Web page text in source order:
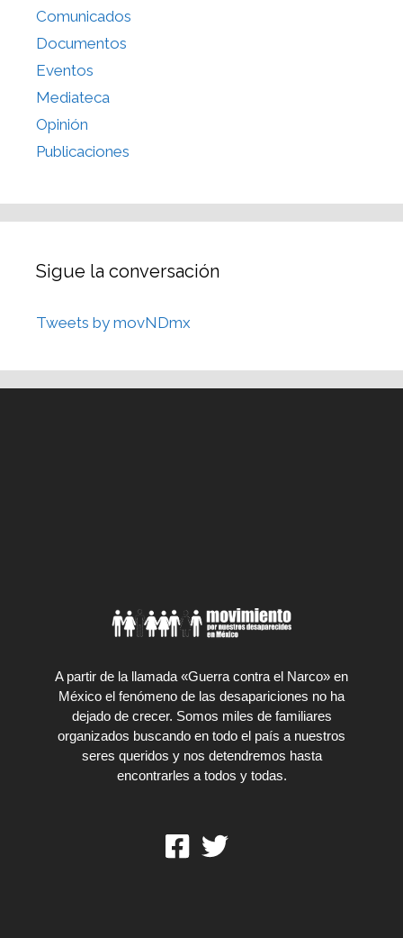
Comunicados
Documentos
Eventos
Mediateca
Opinión
Publicaciones
Sigue la conversación
Tweets by movNDmx
A partir de la llamada «Guerra contra el Narco» en
México el fenómeno de las desapariciones no ha
dejado de crecer. Somos miles de familiares
organizados buscando en todo el país a nuestros
seres queridos y nos detendremos hasta
encontrarles a todos y todas.